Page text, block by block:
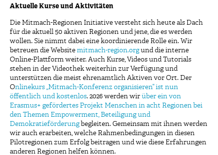
Aktuelle Kurse und Aktivitäten
Die Mitmach-Regionen Initiative versteht sich heute als Dach
für die aktuell 50 aktiven Regionen und jene, die es werden
wollen. Sie nimmt dabei eine koordinierende Rolle ein. Wir
betreuen die Website mitmach-region.orgund die interne
Online-Plattform weiter. Auch Kurse, Videos und Tutorials
stehen in der Videothek weiterhin zur Verfügung und
unterstützen die meist ehrenamtlich Aktiven vor Ort. Der
Onlinekurs „Mitmach-Konferenz organisieren“ ist nun
öffentlich und kostenlos. 2026 werden wir über ein von
Erasmus+ gefördertes Projekt Menschen in acht Regionen bei
den Themen Empowerment, Beteiligung und
Demokratieförderungbegleiten. Gemeinsam mit ihnen werden
wir auch erarbeiten, welche Rahmenbedingungen in diesen
Pilotregionen zum Erfolg beitragen und wie diese Erfahrungen
anderen Regionen helfen können.